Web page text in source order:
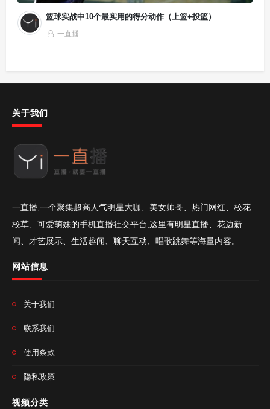
篮球实战中10个最实用的得分动作（上篮+投篮）
一直播
关于我们
一直播,一个聚集超高人气明星大咖、美女帅哥、热门网红、校花
校草、可爱萌妹的手机直播社交平台,这里有明星直播、花边新
闻、才艺展示、生活趣闻、聊天互动、唱歌跳舞等海量内容。
网站信息
关于我们
联系我们
使用条款
隐私政策
视频分类